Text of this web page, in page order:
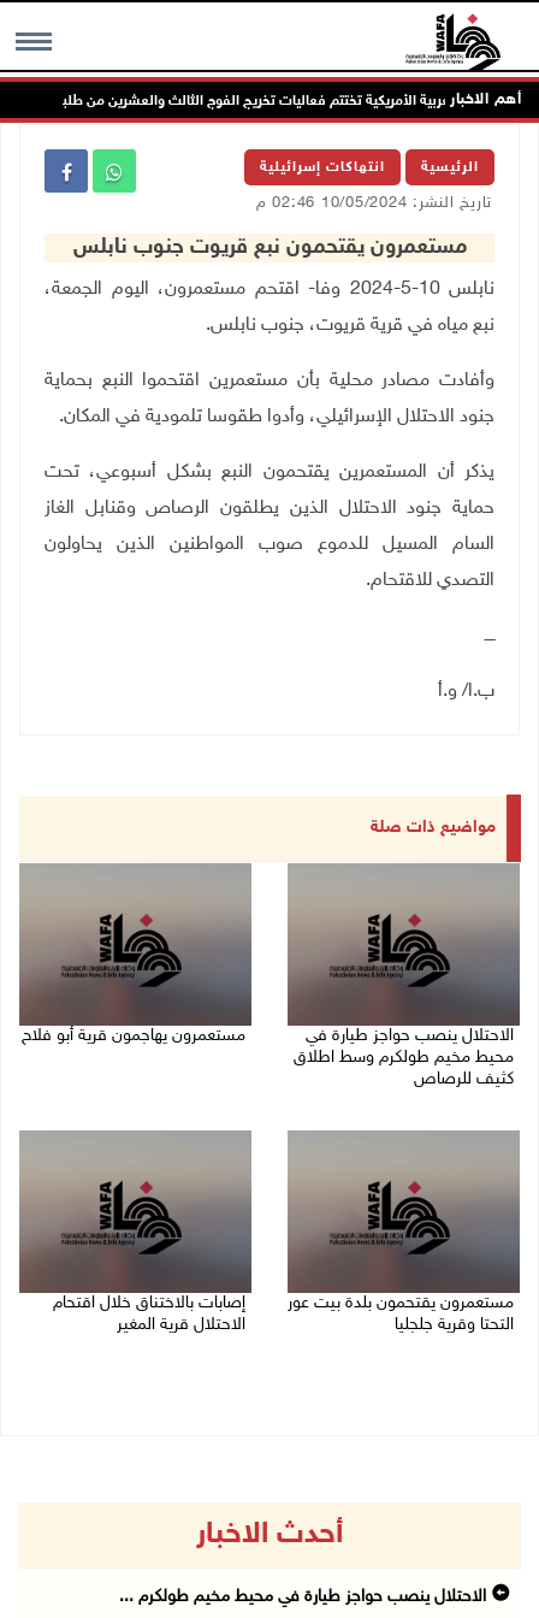
MENU أهم الاخبار
الجامعة العربية الأمريكية تختتم فعاليات تخريج الفوج الثالث والعشرين من طلبتها
الرئيسية انتهاكات إسرائيلية
تاريخ النشر: 10/05/2024 02:46 م
مستعمرون يقتحمون نبع قريوت جنوب نابلس
نابلس 10-5-2024 وفا- اقتحم مستعمرون، اليوم الجمعة،
نبع مياه في قرية قريوت، جنوب نابلس.
وأفادت مصادر محلية بأن مستعمرين اقتحموا النبع بحماية
جنود الاحتلال الإسرائيلي، وأدوا طقوسا تلمودية في المكان.
يذكر أن المستعمرين يقتحمون النبع بشكل أسبوعي، تحت
حماية جنود الاحتلال الذين يطلقون الرصاص وقنابل الغاز
السام المسيل للدموع صوب المواطنين الذين يحاولون
التصدي للاقتحام.
ــــ
ب.ا/ و.أ
مواضيع ذات صلة
الاحتلال ينصب حواجز طيارة في
محيط مخيم طولكرم وسط اطلاق
كثيف للرصاص
مستعمرون يهاجمون قرية أبو فلاح
مستعمرون يقتحمون بلدة بيت عور
التحتا وقرية جلجليا
إصابات بالاختناق خلال اقتحام
الاحتلال قرية المغير
أحدث الاخبار
الاحتلال ينصب حواجز طيارة في محيط مخيم طولكرم ...